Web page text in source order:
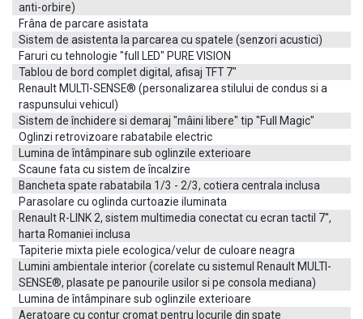
Adresa
DN 28, Km. 10 (vis-a-vis de Metro) Reprezentanta Renault Iasi,
Romania
Pentru messenger si mail, copiati link-ul de referinta urmator:
anti-orbire)
Frâna de parcare asistata
Sistem de asistenta la parcarea cu spatele (senzori acustici)
Faruri cu tehnologie "full LED" PURE VISION
Tablou de bord complet digital, afisaj TFT 7"
Renault MULTI-SENSE® (personalizarea stilului de condus si a
raspunsului vehicul)
Sistem de închidere si demaraj "mâini libere" tip "Full Magic"
Oglinzi retrovizoare rabatabile electric
Lumina de întâmpinare sub oglinzile exterioare
Scaune fata cu sistem de încalzire
Bancheta spate rabatabila 1/3 - 2/3, cotiera centrala inclusa
Parasolare cu oglinda curtoazie iluminata
Renault R-LINK 2, sistem multimedia conectat cu ecran tactil 7'',
harta Romaniei inclusa
Tapiterie mixta piele ecologica/velur de culoare neagra
Lumini ambientale interior (corelate cu sistemul Renault MULTI-
SENSE®, plasate pe panourile usilor si pe consola mediana)
Lumina de întâmpinare sub oglinzile exterioare
Aeratoare cu contur cromat pentru locurile din spate